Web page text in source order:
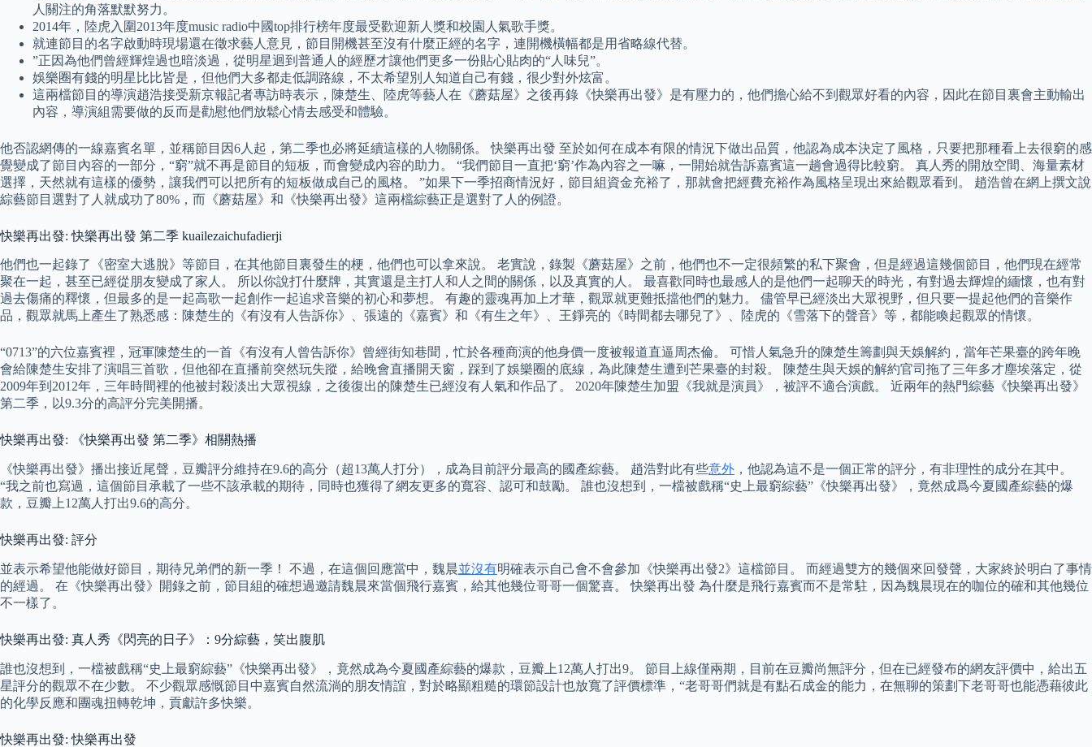
人關注的角落默默努力。
2014年，陸虎入圍2013年度music radio中國top排行榜年度最受歡迎新人獎和校園人氣歌手獎。
就連節目的名字啟動時現場還在徵求藝人意見，節目開機甚至沒有什麼正經的名字，連開機橫幅都是用省略線代替。
”正因為他們曾經輝煌過也暗淡過，從明星迴到普通人的經歷才讓他們更多一份貼心貼肉的“人味兒”。
娛樂圈有錢的明星比比皆是，但他們大多都走低調路線，不太希望別人知道自己有錢，很少對外炫富。
這兩檔節目的導演趙浩接受新京報記者專訪時表示，陳楚生、陸虎等藝人在《蘑菇屋》之後再錄《快樂再出發》是有壓力的，他們擔心給不到觀眾好看的內容，因此在節目裏會主動輸出
內容，導演組需要做的反而是勸慰他們放鬆心情去感受和體驗。
他否認網傳的一線嘉賓名單，並稱節目因6人起，第二季也必將延續這樣的人物關係。 快樂再出發 至於如何在成本有限的情況下做出品質，他認為成本決定了風格，只要把那種看上去很窮的感
覺變成了節目內容的一部分，“窮”就不再是節目的短板，而會變成內容的助力。 “我們節目一直把‘窮’作為內容之一嘛，一開始就告訴嘉賓這一趟會過得比較窮。 真人秀的開放空間、海量素材
選擇，天然就有這樣的優勢，讓我們可以把所有的短板做成自己的風格。 ”如果下一季招商情況好，節目組資金充裕了，那就會把經費充裕作為風格呈現出來給觀眾看到。 趙浩曾在網上撰文說
綜藝節目選對了人就成功了80%，而《蘑菇屋》和《快樂再出發》這兩檔綜藝正是選對了人的例證。
快樂再出發: 快樂再出發 第二季 kuailezaichufadierji
他們也一起錄了《密室大逃脫》等節目，在其他節目裏發生的梗，他們也可以拿來說。 老實說，錄製《蘑菇屋》之前，他們也不一定很頻繁的私下聚會，但是經過這幾個節目，他們現在經常
聚在一起，甚至已經從朋友變成了家人。 所以你說打什麼牌，其實還是主打人和人之間的關係，以及真實的人。 最喜歡同時也最感人的是他們一起聊天的時光，有對過去輝煌的緬懷，也有對
過去傷痛的釋懷，但最多的是一起高歌一起創作一起追求音樂的初心和夢想。 有趣的靈魂再加上才華，觀眾就更難抵擋他們的魅力。 儘管早已經淡出大眾視野，但只要一提起他們的音樂作
品，觀眾就馬上產生了熟悉感：陳楚生的《有沒有人告訴你》、張遠的《嘉賓》和《有生之年》、王錚亮的《時間都去哪兒了》、陸虎的《雪落下的聲音》等，都能喚起觀眾的情懷。
“0713”的六位嘉賓裡，冠軍陳楚生的一首《有沒有人曾告訴你》曾經街知巷聞，忙於各種商演的他身價一度被報道直逼周杰倫。 可惜人氣急升的陳楚生籌劃與天娛解約，當年芒果臺的跨年晚
會給陳楚生安排了演唱三首歌，但他卻在直播前突然玩失蹤，給晚會直播開天窗，踩到了娛樂圈的底線，為此陳楚生遭到芒果臺的封殺。 陳楚生與天娛的解約官司拖了三年多才塵埃落定，從
2009年到2012年，三年時間裡的他被封殺淡出大眾視線，之後復出的陳楚生已經沒有人氣和作品了。 2020年陳楚生加盟《我就是演員》，被評不適合演戲。 近兩年的熱門綜藝《快樂再出發》
第二季，以9.3分的高評分完美開播。
快樂再出發: 《快樂再出發 第二季》相關熱播
《快樂再出發》播出接近尾聲，豆瓣評分維持在9.6的高分（超13萬人打分），成為目前評分最高的國產綜藝。 趙浩對此有些意外 ，他認為這不是一個正常的評分，有非理性的成分在其中。
“我之前也寫過，這個節目承載了一些不該承載的期待，同時也獲得了網友更多的寬容、認可和鼓勵。 誰也沒想到，一檔被戲稱“史上最窮綜藝”《快樂再出發》，竟然成爲今夏國產綜藝的爆
款，豆瓣上12萬人打出9.6的高分。
快樂再出發: 評分
並表示希望他能做好節目，期待兄弟們的新一季！ 不過，在這個回應當中，魏晨並沒有明確表示自己會不會參加《快樂再出發2》這檔節目。 而經過雙方的幾個來回發聲，大家終於明白了事情
的經過。 在《快樂再出發》開錄之前，節目組的確想過邀請魏晨來當個飛行嘉賓，給其他幾位哥哥一個驚喜。 快樂再出發 為什麼是飛行嘉賓而不是常駐，因為魏晨現在的咖位的確和其他幾位
不一樣了。
快樂再出發: 真人秀《閃亮的日子》：9分綜藝，笑出腹肌
誰也沒想到，一檔被戲稱“史上最窮綜藝”《快樂再出發》，竟然成為今夏國產綜藝的爆款，豆瓣上12萬人打出9。 節目上線僅兩期，目前在豆瓣尚無評分，但在已經發布的網友評價中，給出五
星評分的觀眾不在少數。 不少觀眾感慨節目中嘉賓自然流淌的朋友情誼，對於略顯粗糙的環節設計也放寬了評價標準，“老哥哥們就是有點石成金的能力，在無聊的策劃下老哥哥也能憑藉彼此
的化學反應和團魂扭轉乾坤，貢獻許多快樂。
快樂再出發: 快樂再出發